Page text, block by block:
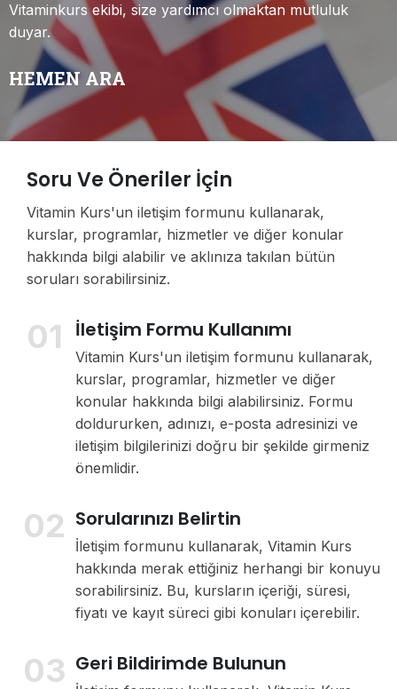
Vitaminkurs ekibi, size yardımcı olmaktan mutluluk
duyar.
HEMEN ARA
Soru Ve Öneriler İçin
Vitamin Kurs'un iletişim formunu kullanarak,
kurslar, programlar, hizmetler ve diğer konular
hakkında bilgi alabilir ve aklınıza takılan bütün
soruları sorabilirsiniz.
01 İletişim Formu Kullanımı
Vitamin Kurs'un iletişim formunu kullanarak,
kurslar, programlar, hizmetler ve diğer
konular hakkında bilgi alabilirsiniz. Formu
doldururken, adınızı, e-posta adresinizi ve
iletişim bilgilerinizi doğru bir şekilde girmeniz
önemlidir.
02 Sorularınızı Belirtin
İletişim formunu kullanarak, Vitamin Kurs
hakkında merak ettiğiniz herhangi bir konuyu
sorabilirsiniz. Bu, kursların içeriği, süresi,
fiyatı ve kayıt süreci gibi konuları içerebilir.
03 Geri Bildirimde Bulunun